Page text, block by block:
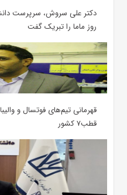
دکتر علی سروش، سرپرست
روز ماما را تبریک گفت
قهرمانی تیم‌های فوتسال و
قطب۷ کشور